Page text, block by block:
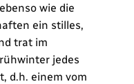
wie die
ein stilles,
trat im
jedes
d.h. einem vom